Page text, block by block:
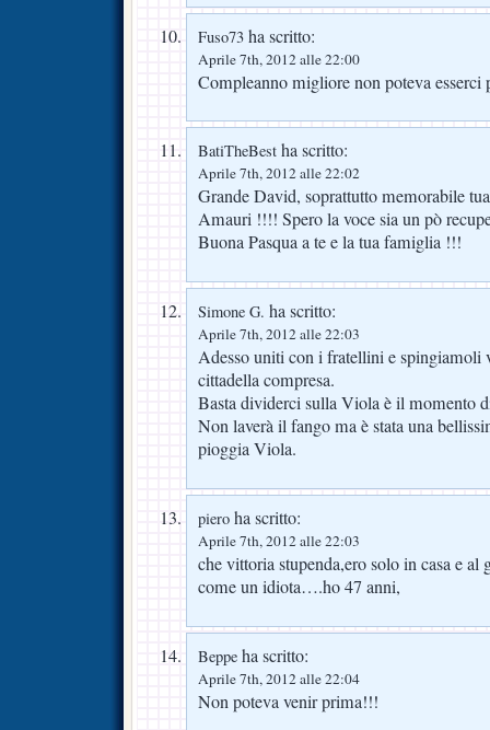
Fuso73 ha scritto:
Aprile 7th, 2012 alle 22:00
Compleanno migliore non poteva esserci
BatiTheBest ha scritto:
Aprile 7th, 2012 alle 22:02
Grande David, soprattutto memorabile
Amauri !!!! Spero la voce sia un pò
Buona Pasqua a te e la tua famiglia !!!
Simone G. ha scritto:
Aprile 7th, 2012 alle 22:03
Adesso uniti con i fratellini e spingiamoli
cittadella compresa.
Basta dividerci sulla Viola è il momento
Non laverà il fango ma è stata una
pioggia Viola.
piero ha scritto:
Aprile 7th, 2012 alle 22:03
che vittoria stupenda,ero solo in casa e
come un idiota….ho 47 anni,
Beppe ha scritto:
Aprile 7th, 2012 alle 22:04
Non poteva venir prima!!!